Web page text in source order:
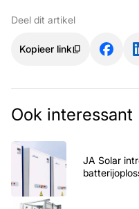
Deel dit artikel
Kopieer link
Ook interessant
JA Solar